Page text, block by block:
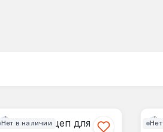
Нет в наличии